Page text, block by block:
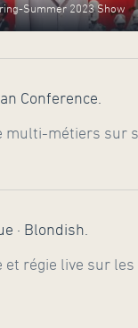
Summer 2023 Show
Conference.
multi-métiers sur
· Blondish.
et régie live sur